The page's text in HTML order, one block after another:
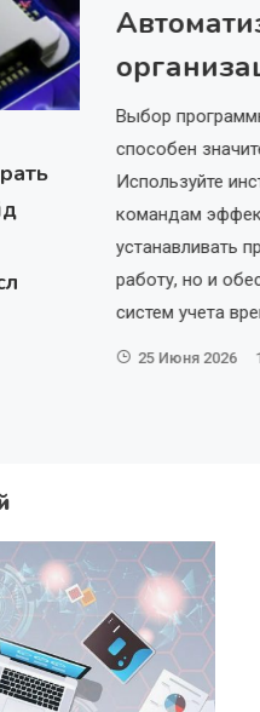
разрешения
стекла и
От
Выбор
способен
Используйте
командам
устанавливать
работу, но и
систем учета
25 Июня 2026